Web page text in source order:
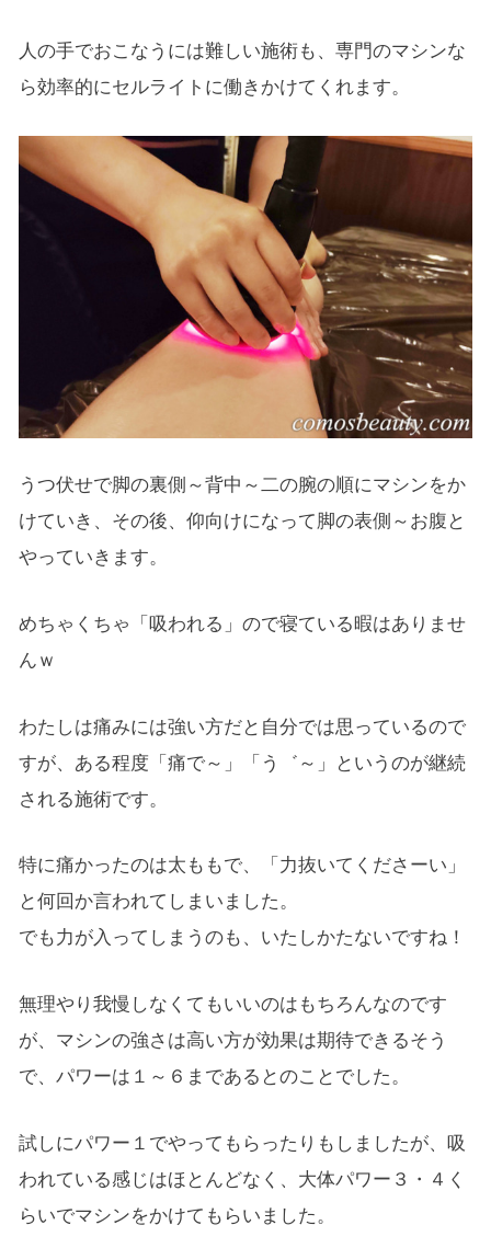
人の手でおこなうには難しい施術も、専門のマシンな
ら効率的にセルライトに働きかけてくれます。
うつ伏せで脚の裏側～背中～二の腕の順にマシンをか
けていき、その後、仰向けになって脚の表側～お腹と
やっていきます。
めちゃくちゃ「吸われる」ので寝ている暇はありませ
んｗ
わたしは痛みには強い方だと自分では思っているので
すが、ある程度「痛で～」「う゛～」というのが継続
される施術です。
特に痛かったのは太ももで、「力抜いてくださーい」
と何回か言われてしまいました。
でも力が入ってしまうのも、いたしかたないですね！
無理やり我慢しなくてもいいのはもちろんなのです
が、マシンの強さは高い方が効果は期待できるそう
で、パワーは１～６まであるとのことでした。
試しにパワー１でやってもらったりもしましたが、吸
われている感じはほとんどなく、大体パワー３・４く
らいでマシンをかけてもらいました。